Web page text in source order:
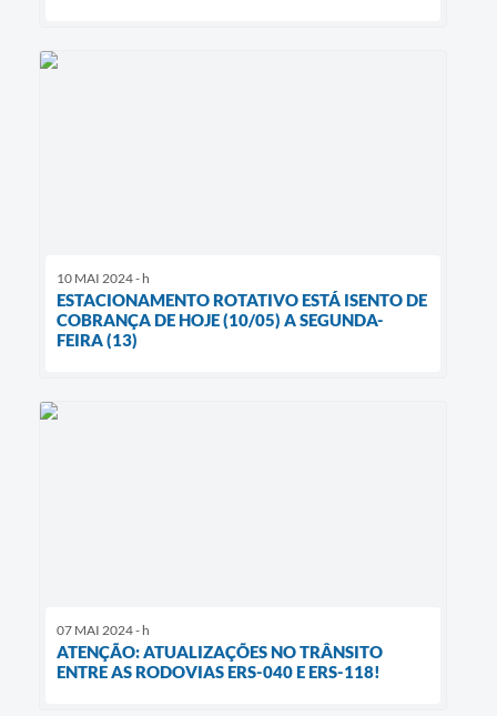
10 MAI 2024 - h
ESTACIONAMENTO ROTATIVO ESTÁ ISENTO DE
COBRANÇA DE HOJE (10/05) A SEGUNDA-
FEIRA (13)
07 MAI 2024 - h
ATENÇÃO: ATUALIZAÇÕES NO TRÂNSITO
ENTRE AS RODOVIAS ERS-040 E ERS-118!